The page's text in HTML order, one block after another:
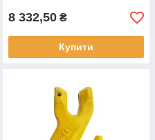
8 332,50 ₴
Купити